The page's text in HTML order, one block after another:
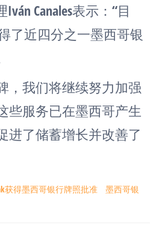
Canales表示：“目
了近四分之一墨西哥银
，我们将继续努力加强
些服务已在墨西哥产生
进了储蓄增长并改善了
获得墨西哥银行牌照批准 墨西哥银